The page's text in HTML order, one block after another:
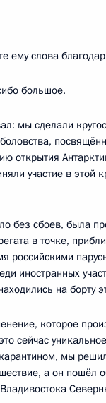
ему слова
большое.
мы сделали
открытия
участие в этой
без сбоев, была
в точке,
российскими
иностранных
на борту
которое
сейчас
мы
а он пошёл